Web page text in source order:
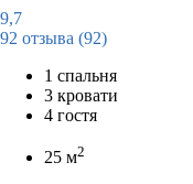
9,7
92 отзыва (92)
1 спальня
3 кровати
4 гостя
25 м2